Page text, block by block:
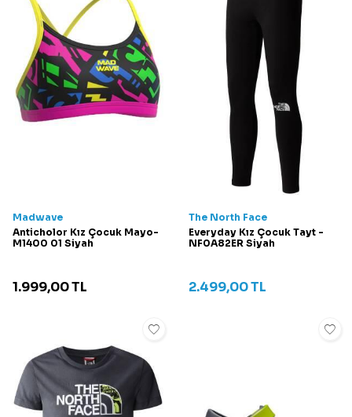
Madwave
Anticholor Kız Çocuk Mayo-
M1400 01 Siyah
1.999,00TL
The North Face
Everyday Kız Çocuk Tayt -
NF0A82ER Siyah
2.499,00TL